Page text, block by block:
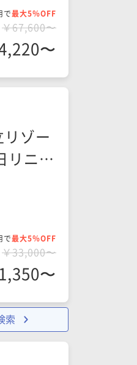
で最大5％OFF
￥67,600〜
〜
ゾー
リニュ
で最大5％OFF
￥33,000〜
〜
索